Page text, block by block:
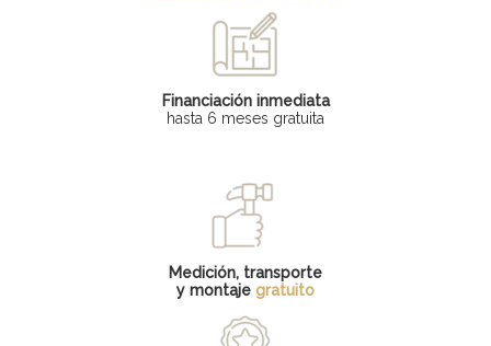
Financiación inmediata
hasta 6 meses gratuita
Medición, transporte
y montaje gratuito